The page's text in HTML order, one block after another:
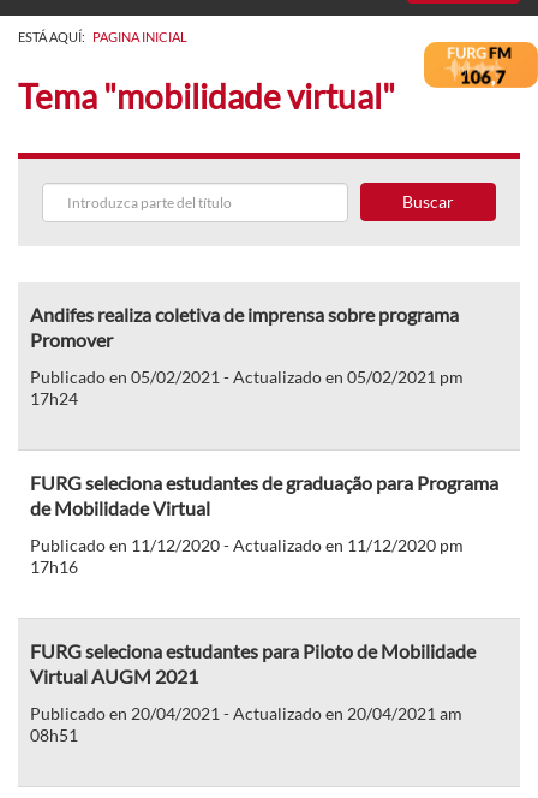
ESTÁ AQUÍ: PAGINA INICIAL
Tema "mobilidade virtual"
Buscar
Andifes realiza coletiva de imprensa sobre programa
Promover
Publicado en 05/02/2021 - Actualizado en 05/02/2021 pm
17h24
FURG seleciona estudantes de graduação para Programa
de Mobilidade Virtual
Publicado en 11/12/2020 - Actualizado en 11/12/2020 pm
17h16
FURG seleciona estudantes para Piloto de Mobilidade
Virtual AUGM 2021
Publicado en 20/04/2021 - Actualizado en 20/04/2021 am
08h51